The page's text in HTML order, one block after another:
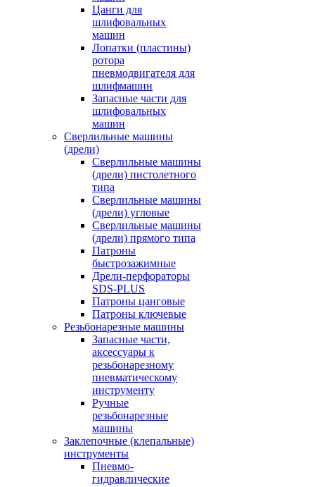
Цанги для
шлифовальных
машин
Лопатки (пластины)
ротора
пневмодвигателя для
шлифмашин
Запасные части для
шлифовальных
машин
Сверлильные машины
(дрели)
Сверлильные машины
(дрели) пистолетного
типа
Сверлильные машины
(дрели) угловые
Сверлильные машины
(дрели) прямого типа
Патроны
быстрозажимные
Дрели-перфораторы
SDS-PLUS
Патроны цанговые
Патроны ключевые
Резьбонарезные машины
Запасные части,
аксессуары к
резьбонарезному
пневматическому
инструменту
Ручные
резьбонарезные
машины
Заклепочные (клепальные)
инструменты
Пневмо-
гидравлические